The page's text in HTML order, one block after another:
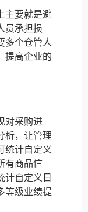
主要就是避
员承担损
多个仓管人
提高企业的
对采购进
析，让管理
统计自定义
有商品信
计自定义日
等级业绩提